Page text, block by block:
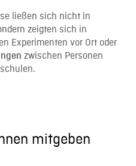
ließen sich nicht in
zeigten sich in
Experimenten vor Ort oder
zwischen Personen
mitgeben